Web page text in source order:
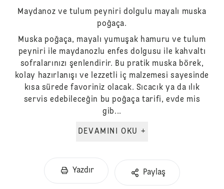
Maydanoz ve tulum peyniri dolgulu mayalı muska
poğaça.
Muska poğaça, mayalı yumuşak hamuru ve tulum
peyniri ile maydanozlu enfes dolgusu ile kahvaltı
sofralarınızı şenlendirir. Bu pratik muska börek,
kolay hazırlanışı ve lezzetli iç malzemesi sayesinde
kısa sürede favoriniz olacak. Sıcacık ya da ılık
servis edebileceğin bu poğaça tarifi, evde mis
gib...
DEVAMINI OKU +
Yazdır Paylaş